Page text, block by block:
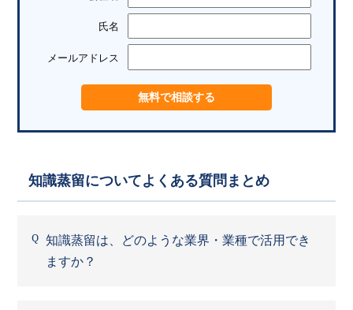
氏名
メールアドレス
知識蒸留についてよくある質問まとめ
知識蒸留は、どのような業界・業種で活用でき
ますか？